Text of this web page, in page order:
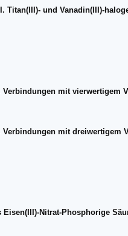
und Vanadin(III)-
mit vierwertigem
mit dreiwertigem
Nitrat-Phosphorige